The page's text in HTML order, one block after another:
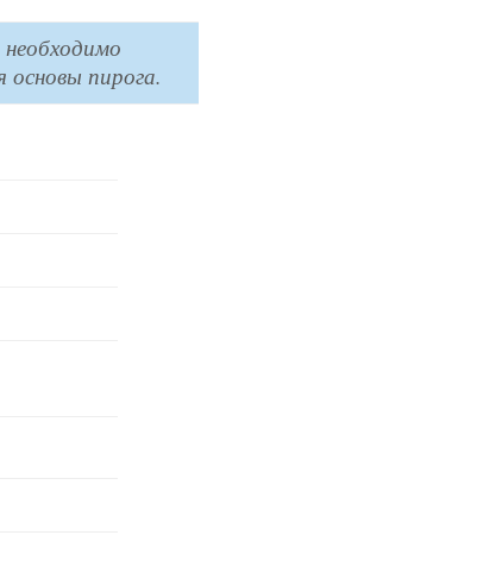
основы пирога.